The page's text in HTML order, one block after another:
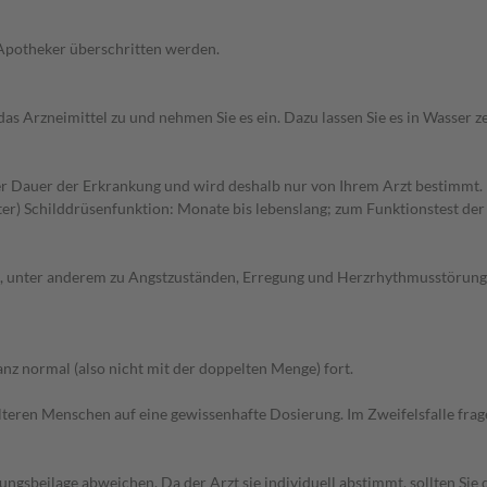
überschritten werden.
Arzneimittel zu und nehmen Sie es ein. Dazu lassen Sie es in Wasser
der Erkrankung und wird deshalb nur von Ihrem Arzt
Schilddrüsenfunktion: Monate bis lebenslang; zum Funktionstest der
anderem zu Angstzuständen, Erregung und
normal (also nicht mit der doppelten Menge) fort.
Menschen auf eine gewissenhafte Dosierung. Im Zweifelsfalle
abweichen. Da der Arzt sie individuell abstimmt, sollten